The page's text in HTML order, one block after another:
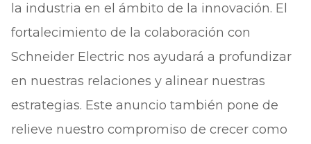
la industria en el ámbito de la innovación. El
fortalecimiento de la colaboración con
Schneider Electric nos ayudará a profundizar
en nuestras relaciones y alinear nuestras
estrategias. Este anuncio también pone de
relieve nuestro compromiso de crecer como